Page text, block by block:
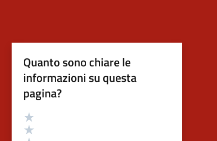
Quanto sono chiare le
informazioni su questa
pagina?
Valutazione